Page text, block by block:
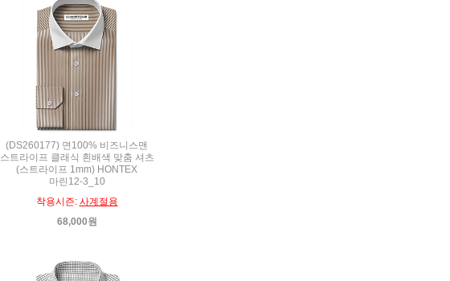
(DS260177) 면100% 비즈니스맨
스트라이프 클래식 흰배색 맞춤 셔츠
(스트라이프 1mm) HONTEX
마린12-3_10
착용시즌: 사계절용
68,000원